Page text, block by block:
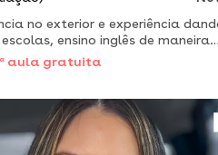
no exterior e experiência
ensino inglês de maneira
e a distância.
a aula gratuita